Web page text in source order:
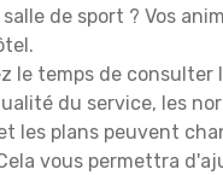
de sport ? Vos
le temps de consulter
du service, les
les plans peuvent
vous permettra